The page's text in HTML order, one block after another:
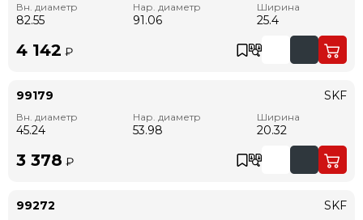
Вн. диаметр
82.55
Нар. диаметр
91.06
Ширина
25.4
4 142 ₽
99179
Вн. диаметр
45.24
Нар. диаметр
53.98
Ширина
20.32
SKF
3 378 ₽
99272 SKF